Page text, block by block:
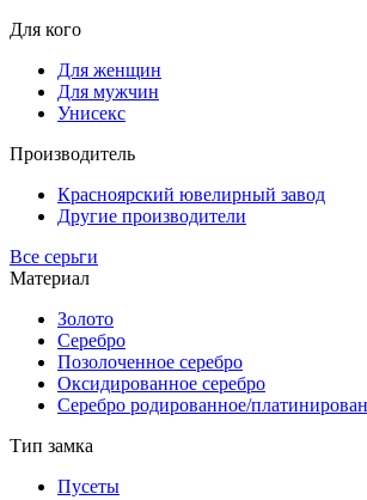
Для кого
Для женщин
Для мужчин
Унисекс
Производитель
Красноярский ювелирный завод
Другие производители
Все серьги
Материал
Золото
Серебро
Позолоченное серебро
Оксидированное серебро
Серебро родированное/
Тип замка
Пусеты